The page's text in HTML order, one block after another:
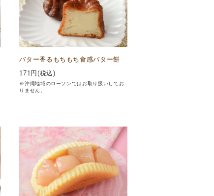
バター香るもちもち食感バター餅
171 円(税込)
※沖縄地域のローソンではお取り扱いしてお
りません。